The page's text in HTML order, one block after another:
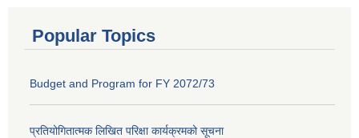
Popular Topics
Budget and Program for FY 2072/73
प्रतियोगितात्मक लिखित परिक्षा कार्यक्रमको सूचना